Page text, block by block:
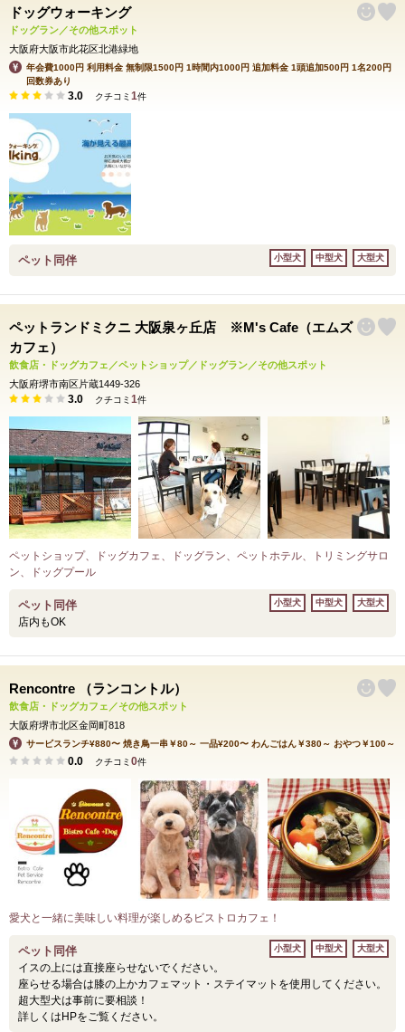
ドッグウォーキング
ドッグラン／その他スポット
大阪府大阪市此花区北港緑地
年会費1000円 利用料金 無制限1500円 1時間内1000円 追加料金 1頭追加500円 1名200円
回数券あり
3.0 クチコミ 1件
ペット同伴 小型犬 中型犬 大型犬
ペットランドミクニ 大阪泉ヶ丘店 ※M's Cafe（エムズ
カフェ）
飲食店・ドッグカフェ／ペットショップ／ドッグラン／その他スポット
大阪府堺市南区片蔵1449-326
3.0 クチコミ 1件
ペットショップ、ドッグカフェ、ドッグラン、ペットホテル、トリミングサロ
ン、ドッグプール
ペット同伴
店内もOK
小型犬 中型犬 大型犬
Rencontre （ランコントル）
飲食店・ドッグカフェ／その他スポット
大阪府堺市北区金岡町818
サービスランチ¥880〜 焼き鳥一串￥80～ 一品¥200〜 わんごはん￥380～ おやつ￥100～
0.0 クチコミ 0件
愛犬と一緒に美味しい料理が楽しめるビストロカフェ！
ペット同伴
イスの上には直接座らせないでください。
座らせる場合は膝の上かカフェマット・ステイマットを使用してください。
超大型犬は事前に要相談！
詳しくはHPをご覧ください。
小型犬 中型犬 大型犬